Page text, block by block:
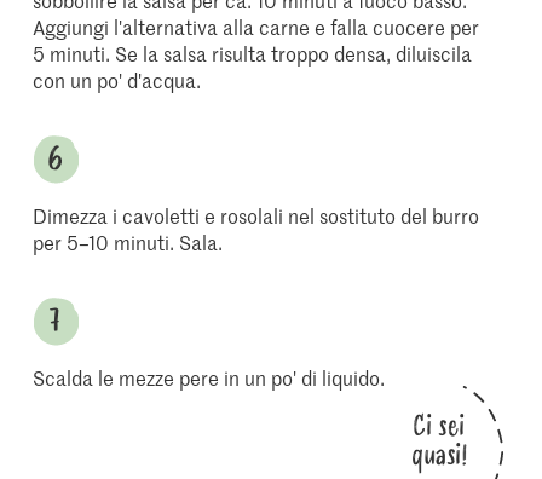
Aggiungi l'alternativa alla carne e falla cuocere per
5 minuti. Se la salsa risulta troppo densa, diluiscila
con un po' d'acqua.
Dimezza i cavoletti e rosolali nel sostituto del burro
per 5–10 minuti. Sala.
Scalda le mezze pere in un po' di liquido.
Ci sei
quasi!